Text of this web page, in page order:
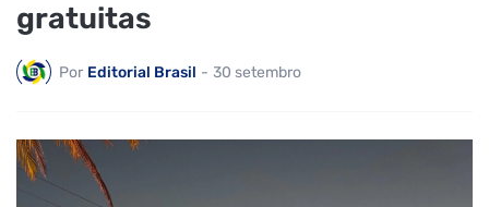
gratuitas
Por Editorial Brasil - 30 setembro